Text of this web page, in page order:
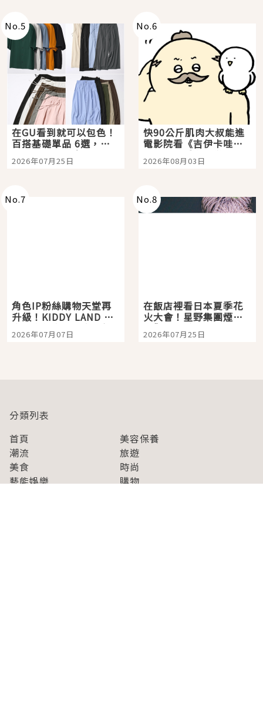
No.5
在GU看到就可以包色！
百搭基礎單品 6選，閉
眼全收也不心疼
2026年07月25日
No.6
快90公斤肌肉大叔能進
電影院看《吉伊卡哇》
嗎？日本重金屬樂團
「打首」會長與nagano
2026年08月03日
No.7
角色IP粉絲購物天堂再
升級！KIDDY LAND 原
宿店吉伊卡哇迎客，新
開幕 OMOKADO 店3分
2026年07月07日
No.8
在飯店裡看日本夏季花
火大會！星野集團煙火
景觀飯店6選，讓你不用
人擠人悠閒欣賞
2026年07月25日
分類列表
首頁
美容保養
潮流
旅遊
美食
時尚
藝能娛樂
購物